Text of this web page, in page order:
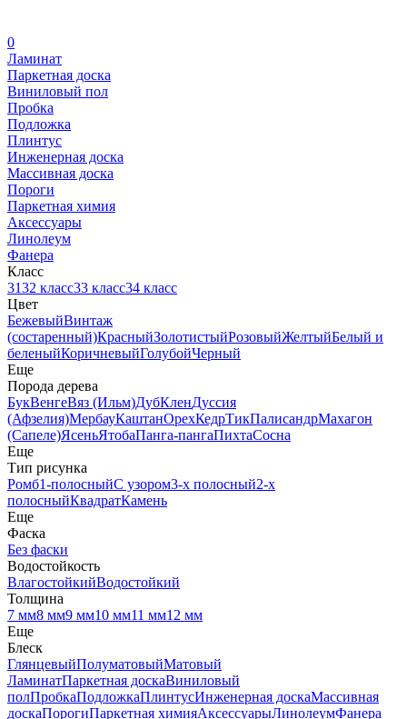
0
Ламинат
Паркетная доска
Виниловый пол
Пробка
Подложка
Плинтус
Инженерная доска
Массивная доска
Пороги
Паркетная химия
Аксессуары
Линолеум
Фанера
Класс
3132 класс33 класс34 класс
Цвет
БежевыйВинтаж
(состаренный)КрасныйЗолотистыйРозовыйЖелтыйБелый и
беленыйКоричневыйГолубойЧерный
Еще
Порода дерева
БукВенгеВяз (Ильм)ДубКленДуссия
(Афзелия)МербауКаштанОрехКедрТикПалисандрМахагон
(Сапеле)ЯсеньЯтобаПанга-пангаПихтаСосна
Еще
Тип рисунка
Ромб1-полосныйС узором3-х полосный2-х
полосныйКвадратКамень
Еще
Фаска
Без фаски
Водостойкость
ВлагостойкийВодостойкий
Толщина
7 мм8 мм9 мм10 мм11 мм12 мм
Еще
Блеск
ГлянцевыйПолуматовыйМатовый
ЛаминатПаркетная доскаВиниловый
полПробкаПодложкаПлинтусИнженерная доскаМассивная
доскаПорогиПаркетная химияАксессуарыЛинолеумФанера